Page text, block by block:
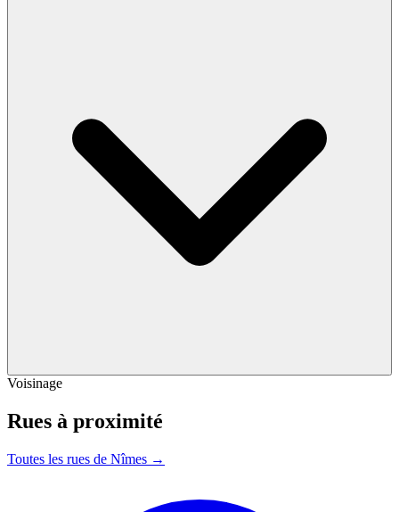
Voisinage
Rues à proximité
Toutes les rues de Nîmes →